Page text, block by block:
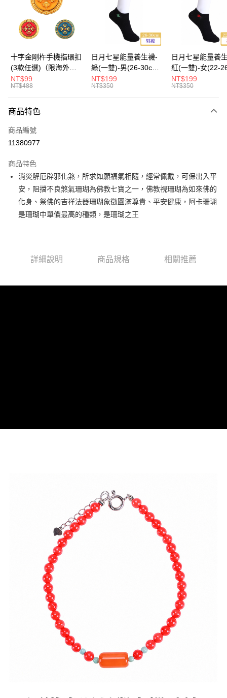
運送方式
海外國際空運 查看運費
十字金剛杵手機指環扣
(3款任選)（限海外直
購）Ring Holder
NT$99
NT$488
日月七星能量養生襪-
綠(一雙)-男(26-30cm)-
船型（限海外直購）
Socks
NT$199
NT$350
日月七星能量養
紅(一雙)-女(22-
-船型 （限海外
Socks
NT$199
NT$350
商品特色
商品編號
11380977
商品特色
消災解厄辟邪化煞，所求如願福氣相隨，經常佩戴，可保出入平
安，阻擋不良煞氣珊瑚為佛教七寶之一，佛教視珊瑚為如來佛的
化身、祭佛的吉祥法器珊瑚象徵圓滿尊貴、平安健康，阿卡珊瑚
是珊瑚中單價最高的種類，是珊瑚之王
詳細說明 商品規格 相關推薦